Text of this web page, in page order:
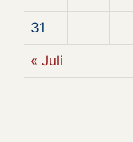
31
« Juli